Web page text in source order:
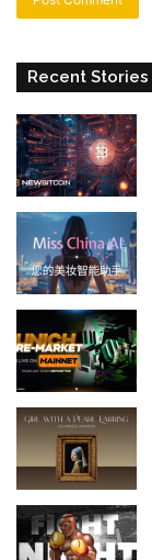
Recent Stories